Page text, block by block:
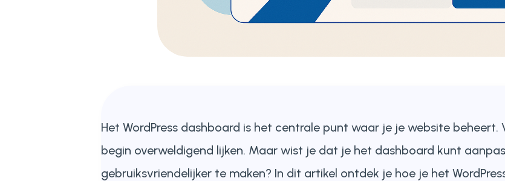
Het WordPress dashboard is het centrale punt waar je je website
begin overweldigend lijken. Maar wist je dat je het dashboard kunt
gebruiksvriendelijker te maken? In dit artikel ontdek je hoe je het